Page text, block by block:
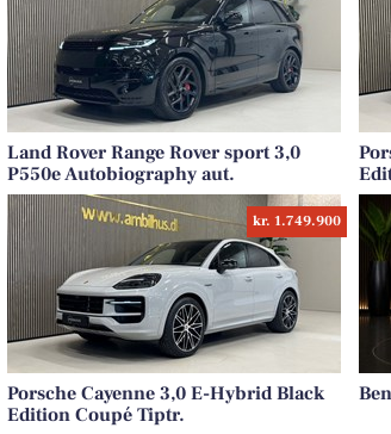
Land Rover Range Rover sport 3,0
P550e Autobiography aut.
kr. 1.749.900
Porsche Cayenne 3,0 E-Hybrid Black
Edition Coupé Tiptr.